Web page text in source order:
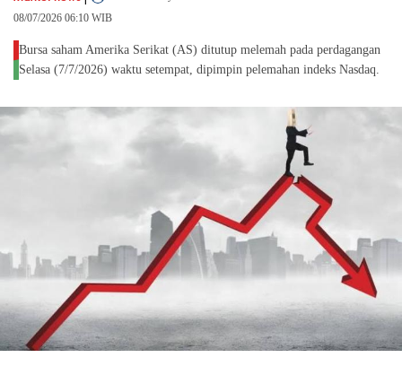
08/07/2026 06:10 WIB
Bursa saham Amerika Serikat (AS) ditutup melemah pada perdagangan
Selasa (7/7/2026) waktu setempat, dipimpin pelemahan indeks Nasdaq.